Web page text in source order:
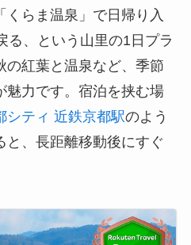
らま温泉」で日帰り入
、という山里の1日プラ
の紅葉と温泉など、季節
魅力です。宿泊を挟む場
シティ 近鉄京都駅のよう
と、長距離移動後にすぐ